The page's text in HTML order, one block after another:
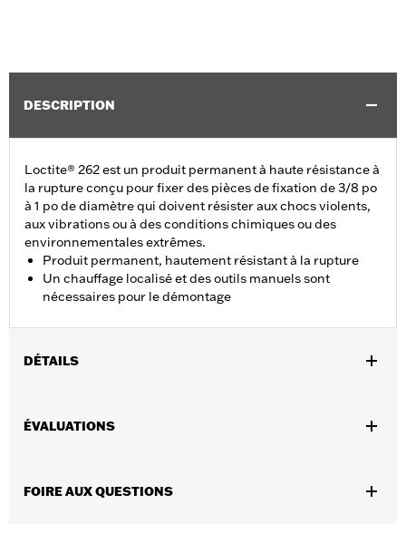
DESCRIPTION
Loctite® 262 est un produit permanent à haute résistance à
la rupture conçu pour fixer des pièces de fixation de 3/8 po
à 1 po de diamètre qui doivent résister aux chocs violents,
aux vibrations ou à des conditions chimiques ou des
environnementales extrêmes.
Produit permanent, hautement résistant à la rupture
Un chauffage localisé et des outils manuels sont
nécessaires pour le démontage
DÉTAILS
Contenu de la boîte:
ÉVALUATIONS
FOIRE AUX QUESTIONS